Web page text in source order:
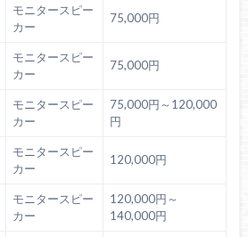
モニタースピー
カー
75,000円
モニタースピー
カー
75,000円
モニタースピー
カー
75,000円～120,000
円
モニタースピー
カー
120,000円
モニタースピー
カー
120,000円～
140,000円